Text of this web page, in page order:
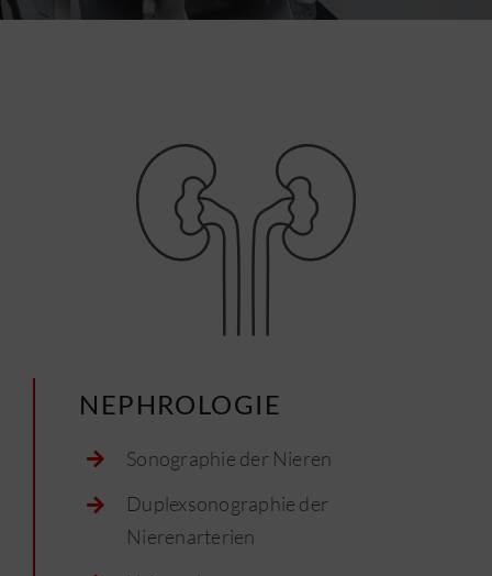
NEPHROLOGIE
Sonographie der Nieren
Duplexsonographie der
Nierenarterien